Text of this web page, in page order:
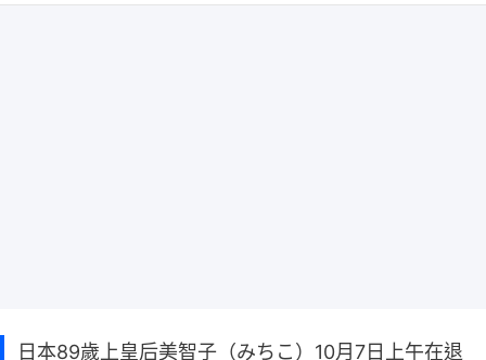
日本89歲上皇后美智子（みちこ）10月7日上午在退